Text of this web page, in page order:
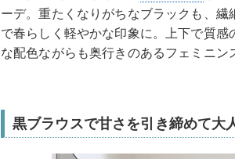
ーデ。重たくなりがちなブラックも、
で春らしく軽やかな印象に。上下で質
な配色ながらも奥行きのあるフェミニン
黒ブラウスで甘さを引き締めて大